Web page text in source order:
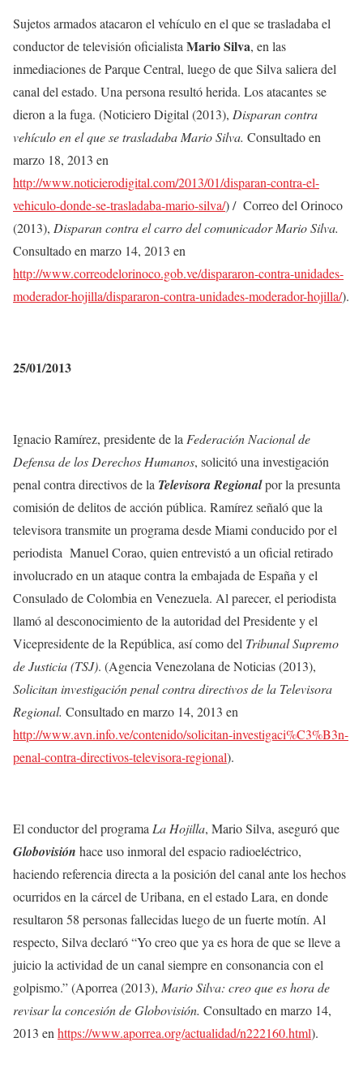
Sujetos armados atacaron el vehículo en el que se trasladaba el
conductor de televisión oficialista Mario Silva, en las
inmediaciones de Parque Central, luego de que Silva saliera del
canal del estado. Una persona resultó herida. Los atacantes se
dieron a la fuga. (Noticiero Digital (2013), Disparan contra
vehículo en el que se trasladaba Mario Silva. Consultado en
marzo 18, 2013 en
http://www.noticierodigital.com/2013/01/disparan-contra-el-
vehiculo-donde-se-trasladaba-mario-silva/) / Correo del Orinoco
(2013), Disparan contra el carro del comunicador Mario Silva.
Consultado en marzo 14, 2013 en
http://www.correodelorinoco.gob.ve/dispararon-contra-unidades-
moderador-hojilla/dispararon-contra-unidades-moderador-hojilla/).
25/01/2013
Ignacio Ramírez, presidente de la Federación Nacional de
Defensa de los Derechos Humanos, solicitó una investigación
penal contra directivos de la Televisora Regionalpor la presunta
comisión de delitos de acción pública. Ramírez señaló que la
televisora transmite un programa desde Miami conducido por el
periodista Manuel Corao, quien entrevistó a un oficial retirado
involucrado en un ataque contra la embajada de España y el
Consulado de Colombia en Venezuela. Al parecer, el periodista
llamó al desconocimiento de la autoridad del Presidente y el
Vicepresidente de la República, así como del Tribunal Supremo
de Justicia (TSJ). (Agencia Venezolana de Noticias (2013),
Solicitan investigación penal contra directivos de la Televisora
Regional. Consultado en marzo 14, 2013 en
http://www.avn.info.ve/contenido/solicitan-investigaci%C3%B3n-
penal-contra-directivos-televisora-regional).
El conductor del programa La Hojilla, Mario Silva, aseguró que
Globovisión hace uso inmoral del espacio radioeléctrico,
haciendo referencia directa a la posición del canal ante los hechos
ocurridos en la cárcel de Uribana, en el estado Lara, en donde
resultaron 58 personas fallecidas luego de un fuerte motín. Al
respecto, Silva declaró “Yo creo que ya es hora de que se lleve a
juicio la actividad de un canal siempre en consonancia con el
golpismo.” (Aporrea (2013), Mario Silva: creo que es hora de
revisar la concesión de Globovisión. Consultado en marzo 14,
2013 en https://www.aporrea.org/actualidad/n222160.html).